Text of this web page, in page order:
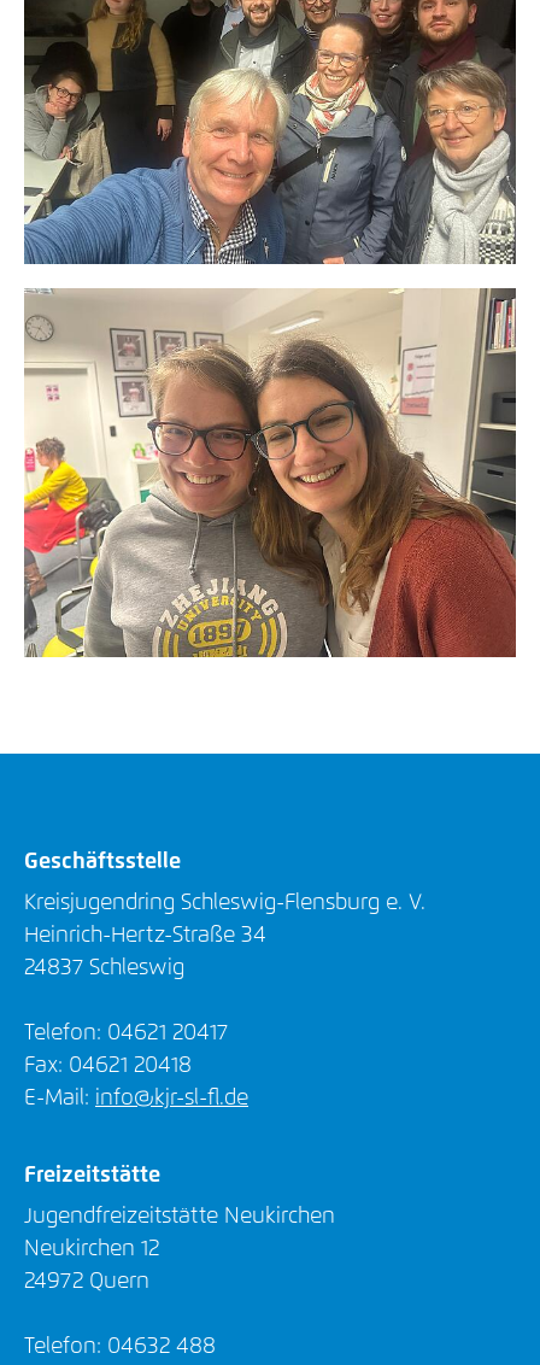
Geschäftsstelle
Kreisjugendring Schleswig-Flensburg e. V.
Heinrich-Hertz-Straße 34
24837 Schleswig
Telefon: 04621 20417
Fax: 04621 20418
E-Mail: info@kjr-sl-fl.de
Freizeitstätte
Jugendfreizeitstätte Neukirchen
Neukirchen 12
24972 Quern
Telefon: 04632 488